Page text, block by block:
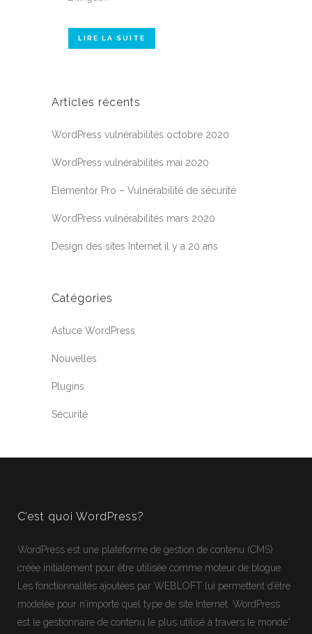
LIRE LA SUITE
Articles récents
WordPress vulnérabilités octobre 2020
WordPress vulnérabilités mai 2020
Elementor Pro – Vulnérabilité de sécurité
WordPress vulnérabilités mars 2020
Design des sites Internet il y a 20 ans
Catégories
Astuce WordPress
Nouvelles
Plugins
Sécurité
C’est quoi WordPress?
WordPress est une plateforme de gestion de contenu (CMS)
créée initialement pour être utilisée comme moteur de blogue.
Les fonctionnalités ajoutées par WEBLOFT lui permettent d’être
modelée pour n’importe quel type de site Internet. WordPress
est le gestionnaire de contenu le plus utilisé à travers le monde*